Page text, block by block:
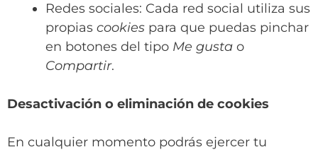
Redes sociales: Cada red social utiliza sus
propias cookies para que puedas pinchar
en botones del tipo Me gusta o
Compartir.
Desactivación o eliminación de cookies
En cualquier momento podrás ejercer tu